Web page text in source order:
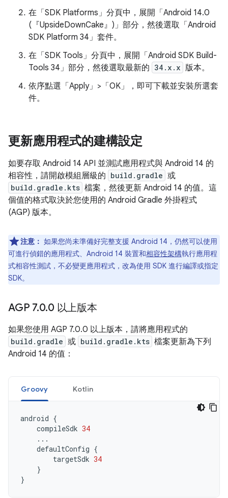
在「SDK Platforms」 分頁中，展開「Android 14.0
(『UpsideDownCake』)」 部分，然後選取「Android
SDK Platform 34」 套件。
在「SDK Tools」 分頁中，展開「Android SDK Build-
Tools 34」 部分，然後選取最新的 34.x.x 版本。
依序點選「Apply」>「OK」
，即可下載並安裝所選套
件。
更新應用程式的建構設定
如要存取 Android 14 API 並測試應用程式與 Android 14 的
相容性，請開啟模組層級的 build.gradle 或
build.gradle.kts 檔案，然後更新 Android 14 的值。這
個值的格式取決於您使用的 Android Gradle 外掛程式
(AGP) 版本。
注意： 如果您尚未準備好完整支援 Android 14，仍然可以使用
可進行偵錯的應用程式、Android 14 裝置和相容性架構執行應用程
式相容性測試，不必變更應用程式，改為使用 SDK 進行編譯或指定
SDK。
AGP 7.0.0 以上版本
如果您使用 AGP 7.0.0 以上版本，請將應用程式的
build.gradle 或 build.gradle.kts 檔案更新為下列
Android 14 的值：
Groovy Kotlin
android {
compileSdk 34
...
defaultConfig {
targetSdk 34
}
}